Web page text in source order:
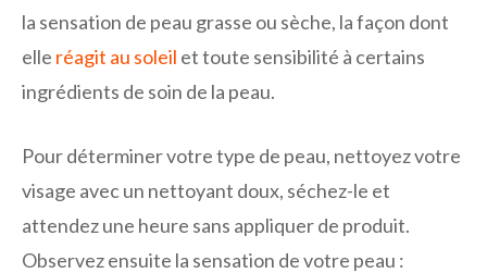
la sensation de peau grasse ou sèche, la façon dont
elle réagit au soleil et toute sensibilité à certains
ingrédients de soin de la peau.
Pour déterminer votre type de peau, nettoyez votre
visage avec un nettoyant doux, séchez-le et
attendez une heure sans appliquer de produit.
Observez ensuite la sensation de votre peau :